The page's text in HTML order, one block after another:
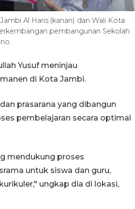
Al Haris (kanan) dan Wali Kota
pembangunan Sekolah
Yusuf meninjau
di Kota Jambi.
prasarana yang dibangun
pembelajaran secara optimal
mendukung proses
untuk siswa dan guru,
ungkap dia di lokasi,